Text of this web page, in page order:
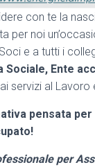
con te la
per noi
e a tutti i
Sociale, Ente
ai servizi al Lavoro
pensata
per